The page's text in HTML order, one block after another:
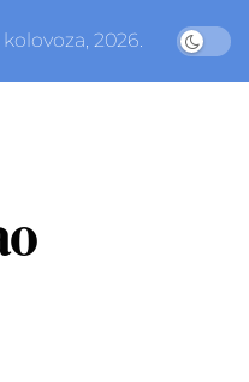
2026.